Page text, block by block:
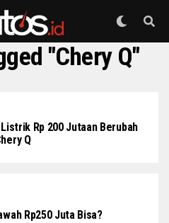
"Chery Q"
Rp 200 Jutaan Berubah
Q
Rp250 Juta Bisa?